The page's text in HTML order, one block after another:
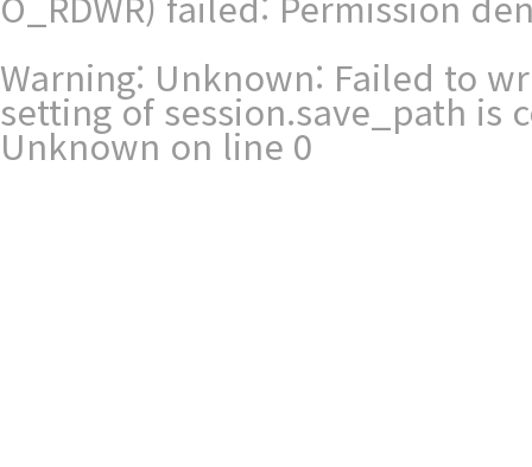
Warning: Unknown: Failed to
setting of session.save_path
Unknown on line 0